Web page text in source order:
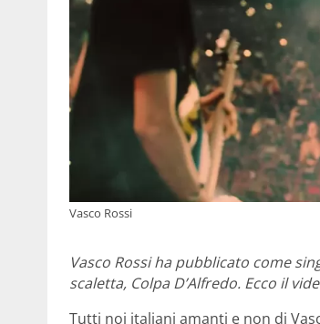
Vasco Rossi
Vasco Rossi ha pubblicato come
scaletta, Colpa D’Alfredo. Ecco il
Tutti noi italiani amanti e non di